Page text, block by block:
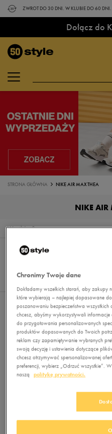
ZWROT DO 30 DNI. W KLUBIE DO 60 DNI.
Dołącz do
STRONA GŁÓWNA NIKE AIR MAX THEA
NIKE AIR
0
Wyników
Sortuj:
REKOMENDOWANE
Nie wybrano filtrów
Brak
Zmień kryteria
Chronimy Twoje dane
Dokładamy wszelkich starań, aby zakupy
które wybierają – najlepiej dopasowane
poszanowaniu bezpieczeństwa
chcesz, abyśmy wykorzystywali
do przygotowania personalizowanych
produktów dopasowanych do Twoich
reklam czy zapamiętywanie wybranych
swoją decyzję i ustawienia dotyczące
chcesz otrzymywać spersonalizowanej
preferencji, wybierz „Odrzuć wszystkie”.
naszą
politykę prywatności.